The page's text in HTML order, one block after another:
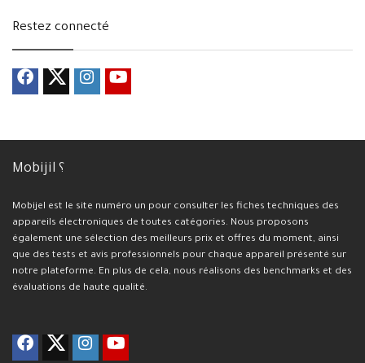
Restez connecté
Mobijil ؟
Mobijel est le site numéro un pour consulter les fiches techniques des
appareils électroniques de toutes catégories. Nous proposons
également une sélection des meilleurs prix et offres du moment, ainsi
que des tests et avis professionnels pour chaque appareil présenté sur
notre plateforme. En plus de cela, nous réalisons des benchmarks et des
évaluations de haute qualité.